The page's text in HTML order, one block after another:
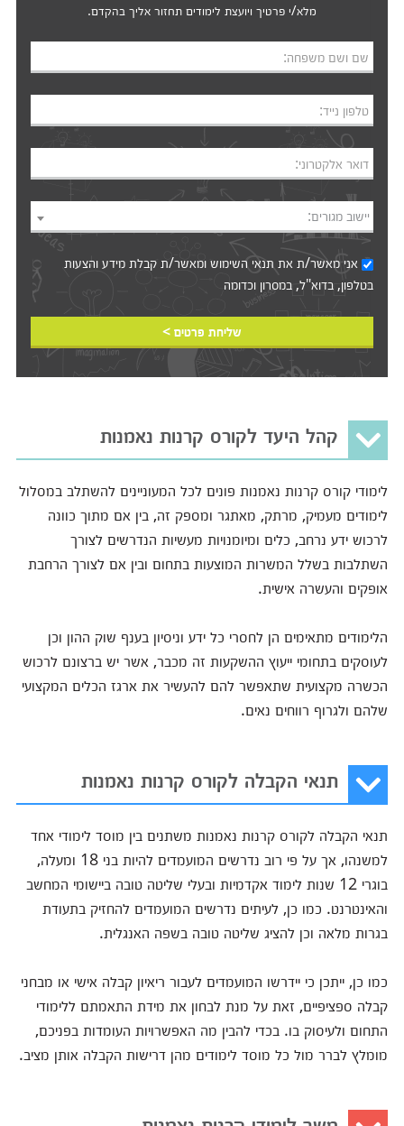
מלא/י פרטיך ויועצת לימודים תחזור אליך בהקדם.
שם ושם משפחה:
טלפון נייד:
דואר אלקטרוני:
יישוב מגורים:
אני מאשר/ת אתתנאי השימושומאשר/ת קבלת מידע והצעות
בטלפון, בדוא"ל, במסרון וכדומה‎‎
שליחת פרטים >
קהל היעד לקורס קרנות נאמנות
לימודי קורס קרנות נאמנות פונים לכל המעוניינים להשתלב במסלול
לימודים מעמיק, מרתק, מאתגר ומספק זה, בין אם מתוך כוונה
לרכוש ידע נרחב, כלים ומיומנויות מעשיות הנדרשים לצורך
השתלבות בשלל המשרות המוצעות בתחום ובין אם לצורך הרחבת
אופקים והעשרה אישית.
הלימודים מתאימים הן לחסרי כל ידע וניסיון בענף שוק ההון וכן
לעוסקים בתחומי ייעוץ ההשקעות זה מכבר, אשר יש ברצונם לרכוש
הכשרה מקצועית שתאפשר להם להעשיר את ארגז הכלים המקצועי
שלהם ולגרוף רווחים נאים.
תנאי הקבלה לקורס קרנות נאמנות
תנאי הקבלה לקורס קרנות נאמנות משתנים בין מוסד לימודי אחד
למשנהו, אך על פי רוב נדרשים המועמדים להיות בני 18 ומעלה,
בוגרי 12 שנות לימוד אקדמיות ובעלי שליטה טובה ביישומי המחשב
והאינטרנט. כמו כן, לעיתים נדרשים המועמדים להחזיק בתעודת
בגרות מלאה וכן להציג שליטה טובה בשפה האנגלית.
כמו כן, ייתכן כי יידרשו המועמדים לעבור ריאיון קבלה אישי או מבחני
קבלה ספציפיים, זאת על מנת לבחון את מידת התאמתם ללימודי
התחום ולעיסוק בו. בכדי להבין מה האפשרויות העומדות בפניכם,
מומלץ לברר מול כל מוסד לימודים מהן דרישות הקבלה אותן מציב.